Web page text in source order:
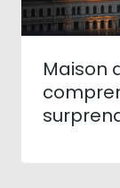
Maison